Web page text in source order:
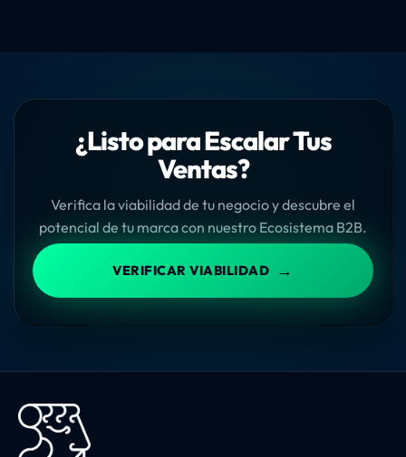
¿Listo para Escalar Tus
Ventas?
Verifica la viabilidad de tu negocio y descubre el
potencial de tu marca con nuestro Ecosistema B2B.
VERIFICAR VIABILIDAD →